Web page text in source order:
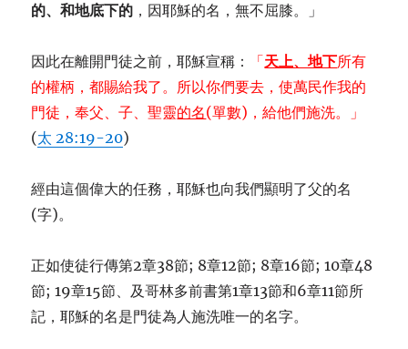
的、和地底下的 ，因耶穌的名，無不屈膝。」
因此在離開門徒之前，耶穌宣稱： 「天上、地下所有
的權柄，都賜給我了。所以你們要去，使萬民作我的
門徒，奉父、子、聖靈的名(單數)，給他們施洗。」
(太 28:19-20)
經由這個偉大的任務，耶穌也向我們顯明了父的名
(字)。
正如使徒行傳第2章38節; 8章12節; 8章16節; 10章48
節; 19章15節、及哥林多前書第1章13節和6章11節所
記，耶穌的名是門徒為人施洗唯一的名字。